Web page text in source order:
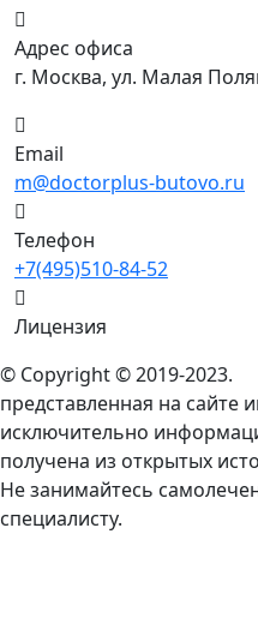
Адрес офиса
г. Москва, ул. Малая
Email
m@doctorplus-butovo.ru
Телефон
+7(495)510-84-52
Лицензия
© Copyright © 2019-2023.
представленная на сайте
исключительно
получена из открытых
Не занимайтесь
специалисту.